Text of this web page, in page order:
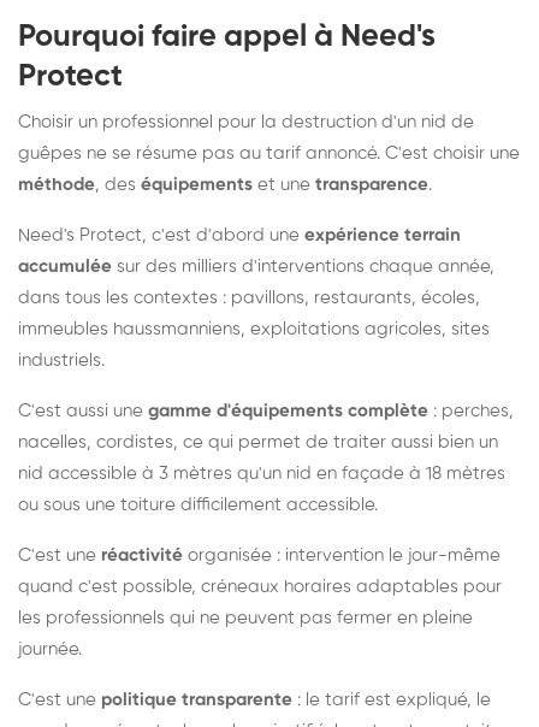
Pourquoi faire appel à Need's
Protect
Choisir un professionnel pour la destruction d'un nid de
guêpes ne se résume pas au tarif annoncé. C'est choisir une
méthode, des équipements et une transparence.
Need's Protect, c'est d'abord une expérience terrain
accumulée sur des milliers d'interventions chaque année,
dans tous les contextes : pavillons, restaurants, écoles,
immeubles haussmanniens, exploitations agricoles, sites
industriels.
C'est aussi une gamme d'équipements complète : perches,
nacelles, cordistes, ce qui permet de traiter aussi bien un
nid accessible à 3 mètres qu'un nid en façade à 18 mètres
ou sous une toiture difficilement accessible.
C'est une réactivité organisée : intervention le jour-même
quand c'est possible, créneaux horaires adaptables pour
les professionnels qui ne peuvent pas fermer en pleine
journée.
C'est une politique transparente : le tarif est expliqué, le